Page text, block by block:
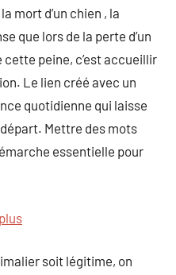
mort d’un chien , la
que lors de la perte d’un
peine, c’est accueillir
Le lien créé avec un
quotidienne qui laisse
Mettre des mots
essentielle pour
soit légitime, on